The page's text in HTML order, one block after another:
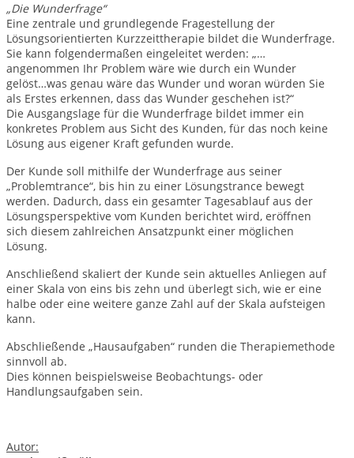
„Die Wunderfrage“
Eine zentrale und grundlegende Fragestellung der
Lösungsorientierten Kurzzeittherapie bildet die Wunderfrage.
Sie kann folgendermaßen eingeleitet werden: „…
angenommen Ihr Problem wäre wie durch ein Wunder
gelöst…was genau wäre das Wunder und woran würden Sie
als Erstes erkennen, dass das Wunder geschehen ist?“
Die Ausgangslage für die Wunderfrage bildet immer ein
konkretes Problem aus Sicht des Kunden, für das noch keine
Lösung aus eigener Kraft gefunden wurde.
Der Kunde soll mithilfe der Wunderfrage aus seiner
„Problemtrance“, bis hin zu einer Lösungstrance bewegt
werden. Dadurch, dass ein gesamter Tagesablauf aus der
Lösungsperspektive vom Kunden berichtet wird, eröffnen
sich diesem zahlreichen Ansatzpunkt einer möglichen
Lösung.
Anschließend skaliert der Kunde sein aktuelles Anliegen auf
einer Skala von eins bis zehn und überlegt sich, wie er eine
halbe oder eine weitere ganze Zahl auf der Skala aufsteigen
kann.
Abschließende „Hausaufgaben“ runden die Therapiemethode
sinnvoll ab.
Dies können beispielsweise Beobachtungs- oder
Handlungsaufgaben sein.
Autor: